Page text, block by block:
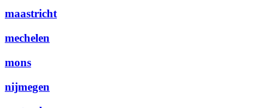
maastricht
mechelen
mons
nijmegen